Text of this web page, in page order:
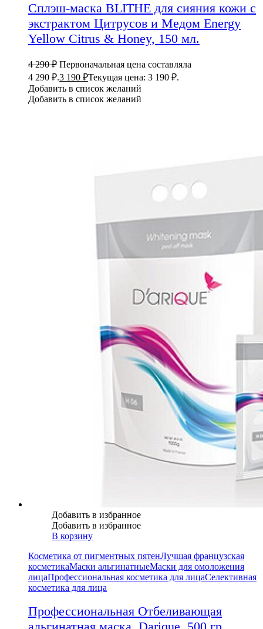
Сплэш-маска BLITHE для сияния кожи с
экстрактом Цитрусов и Медом Energy
Yellow Citrus & Honey, 150 мл.
4 290₽ Первоначальная цена составляла
4 290 ₽.3 190 ₽Текущая цена: 3 190 ₽.
Добавить в список желаний
Добавить в список желаний
Добавить в избранное
Добавить в избранное
В корзину
Косметика от пигментных пятенЛучшая французская
косметикаМаски альгинатныеМаски для омоложения
лицаПрофессиональная косметика для лицаСелективная
косметика для лица
Профессиональная Отбеливающая